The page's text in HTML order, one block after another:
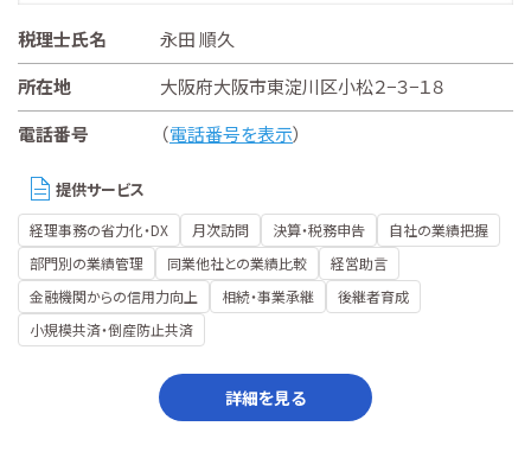
税理士氏名
永田 順久
所在地
大阪府大阪市東淀川区小松２−３−１８
電話番号
（電話番号を表示）
提供サービス
経理事務の省力化・DX 月次訪問 決算・税務申告
自社の業績把握
部門別の業績管理
同業他社との業績比較
経営助言
金融機関からの信用力向上
相続・事業承継
後継者育成
小規模共済・倒産防止共済
詳細を見る